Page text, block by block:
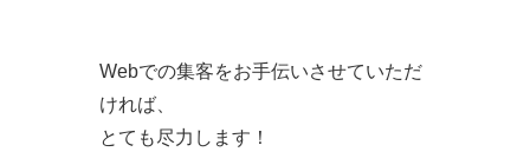
Webでの集客をお手伝いさせていただ
ければ、
とても尽力します！